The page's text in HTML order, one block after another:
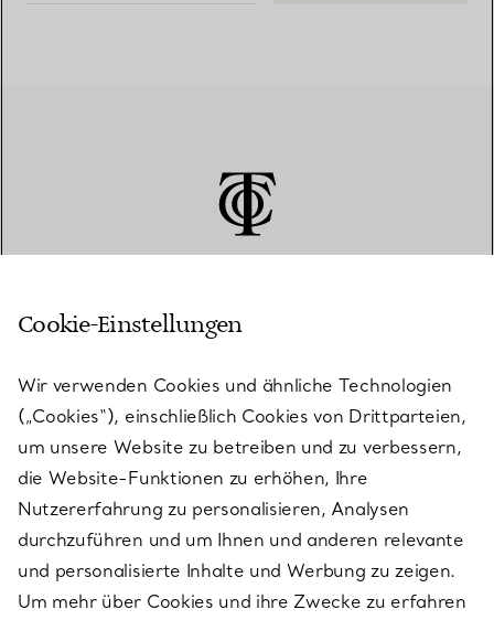
KUNDENSERVICE
SERVICES
ÜBER TIFFANY & CO.
RECHTLICHE HINWEISE
Cookie-Einstellungen
Wir verwenden Cookies und ähnliche Technologien
(„Cookies“), einschließlich Cookies von Drittparteien,
um unsere Website zu betreiben und zu verbessern,
die Website-Funktionen zu erhöhen, Ihre
Nutzererfahrung zu personalisieren, Analysen
durchzuführen und um Ihnen und anderen relevante
und personalisierte Inhalte und Werbung zu zeigen.
Um mehr über Cookies und ihre Zwecke zu erfahren